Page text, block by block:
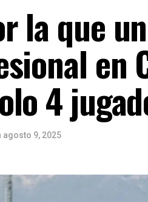
la que
en
4
agosto 9, 2025